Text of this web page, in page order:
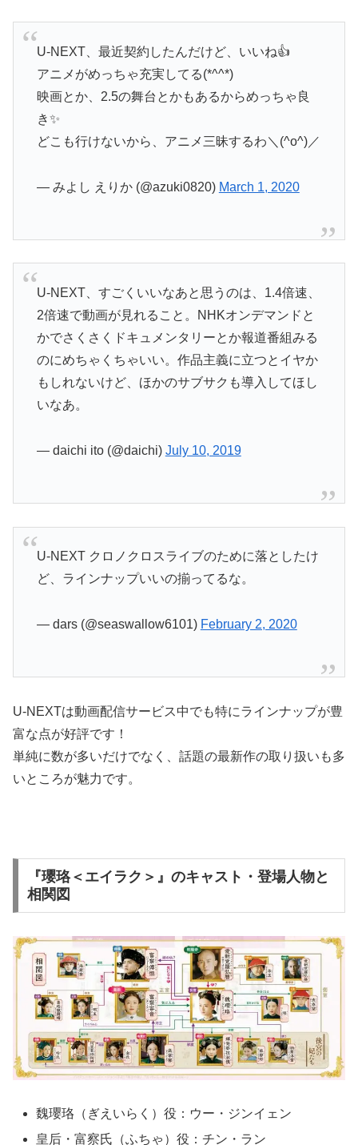
U-NEXT、最近契約したんだけど、いいね👍
アニメがめっちゃ充実してる(*^^*)
映画とか、2.5の舞台とかもあるからめっちゃ良
き✨
どこも行けないから、アニメ三昧するわ＼(^o^)／
— みよし えりか (@azuki0820) March 1, 2020
U-NEXT、すごくいいなあと思うのは、1.4倍速、
2倍速で動画が見れること。NHKオンデマンドと
かでさくさくドキュメンタリーとか報道番組みる
のにめちゃくちゃいい。作品主義に立つとイヤか
もしれないけど、ほかのサブサクも導入してほし
いなあ。
— daichi ito (@daichi) July 10, 2019
U-NEXT クロノクロスライブのために落としたけ
ど、ラインナップいいの揃ってるな。
— dars (@seaswallow6101) February 2, 2020
U-NEXTは動画配信サービス中でも特にラインナップが豊
富な点が好評です！
単純に数が多いだけでなく、話題の最新作の取り扱いも多
いところが魅力です。
『瓔珞＜エイラク＞』のキャスト・登場人物と
相関図
魏瓔珞（ぎえいらく）役：ウー・ジンイェン
皇后・富察氏（ふちゃ）役：チン・ラン